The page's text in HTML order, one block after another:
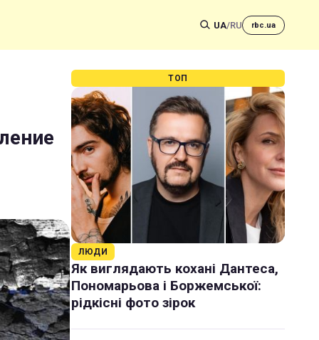
UA/RU rbc.ua
ТОП
ЛЮДИ
Як виглядають кохані Дантеса,
Пономарьова і Боржемської:
рідкісні фото зірок